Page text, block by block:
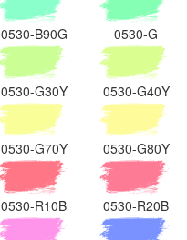
0530-B90G 0530-G
0530-G30Y 0530-G40Y
0530-G70Y 0530-G80Y
0530-R10B 0530-R20B